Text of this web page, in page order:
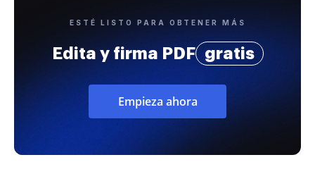
ESTÉ LISTO PARA OBTENER MÁS
Edita y firma PDF gratis
Empieza ahora